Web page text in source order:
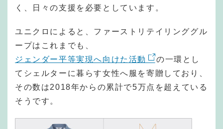
く、日々の支援を必要としています。
ユニクロによると、ファーストリテイリンググル
ープはこれまでも、
ジェンダー平等実現へ向けた活動
の一環とし
てシェルターに暮らす女性へ服を寄贈しており、
その数は2018年からの累計で5万点を超えている
そうです。